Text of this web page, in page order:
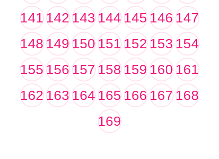
141142143144145146147
148149150151152153154
155156157158159160161
162163164165166167168
169